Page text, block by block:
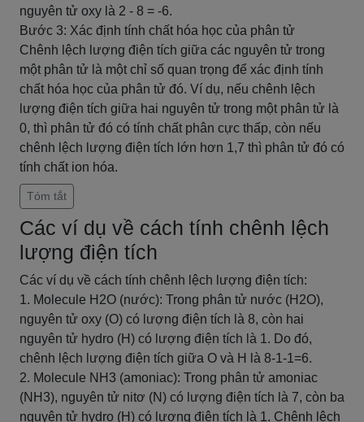
nguyên tử oxy là 2 - 8 = -6.
Bước 3: Xác định tính chất hóa học của phân tử
Chênh lệch lượng điện tích giữa các nguyên tử trong
một phân tử là một chỉ số quan trọng để xác định tính
chất hóa học của phân tử đó. Ví dụ, nếu chênh lệch
lượng điện tích giữa hai nguyên tử trong một phân tử là
0, thì phân tử đó có tính chất phân cực thấp, còn nếu
chênh lệch lượng điện tích lớn hơn 1,7 thì phân tử đó có
tính chất ion hóa.
Tóm tắt
Các ví dụ về cách tính chênh lệch
lượng điện tích
Các ví dụ về cách tính chênh lệch lượng điện tích:
1. Molecule H2O (nước): Trong phân tử nước (H2O),
nguyên tử oxy (O) có lượng điện tích là 8, còn hai
nguyên tử hydro (H) có lượng điện tích là 1. Do đó,
chênh lệch lượng điện tích giữa O và H là 8-1-1=6.
2. Molecule NH3 (amoniac): Trong phân tử amoniac
(NH3), nguyên tử nitơ (N) có lượng điện tích là 7, còn ba
nguyên tử hydro (H) có lượng điện tích là 1. Chênh lệch